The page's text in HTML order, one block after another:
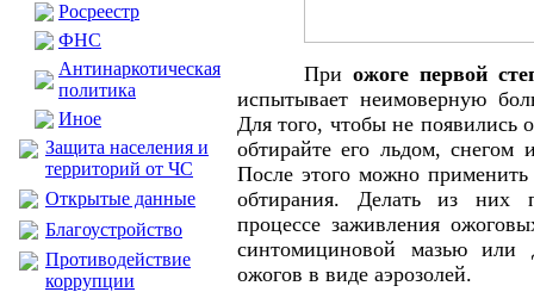
Росреестр
ФНС
Антинаркотическая
политика
Иное
Защита населения и
территорий от ЧС
Открытые данные
Благоустройство
Противодействие
коррупции
При ожоге первой
испытывает неимоверную
Для того, чтобы не появились
обтирайте его льдом, снегом
После этого можно
обтирания. Делать из них
процессе заживления
синтомициновой мазью или
ожогов в виде аэрозолей.